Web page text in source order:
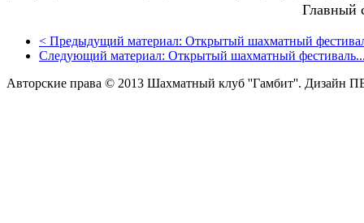
Главный
< Предыдущий материал: Открытый шахматный
Следующий материал: Открытый шахматный
Авторские права © 2013 Шахматный клуб ''Гамбит''. Дизайн